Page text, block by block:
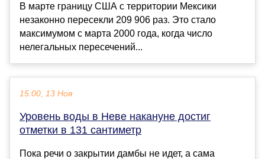
В марте границу США с территории Мексики
незаконно пересекли 209 906 раз. Это стало
максимумом с марта 2000 года, когда число
нелегальных пересечений...
15:00, 13 Ноя
Уровень воды в Неве накануне достиг
отметки в 131 сантиметр
Пока речи о закрытии дамбы не идет, а сама